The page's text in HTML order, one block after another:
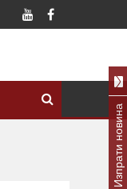
Изпрати новина